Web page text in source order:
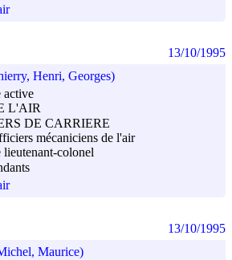
Henri, Georges)
active
L'AIR
DE CARRIERE
mécaniciens de l'air
lieutenant-colonel
13/10/1995
Maurice)
13/10/1995